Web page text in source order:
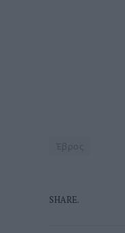
Έβρος
SHARE.